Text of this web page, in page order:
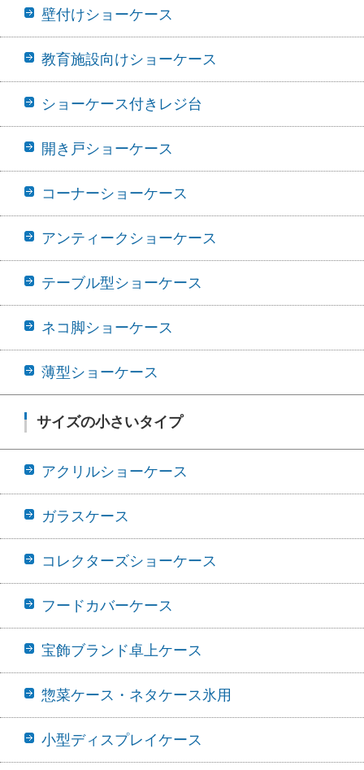
壁付けショーケース
教育施設向けショーケース
ショーケース付きレジ台
開き戸ショーケース
コーナーショーケース
アンティークショーケース
テーブル型ショーケース
ネコ脚ショーケース
薄型ショーケース
サイズの小さいタイプ
アクリルショーケース
ガラスケース
コレクターズショーケース
フードカバーケース
宝飾ブランド卓上ケース
惣菜ケース・ネタケース氷用
小型ディスプレイケース